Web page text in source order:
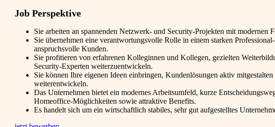
Job Perspektive
Sie arbeiten an spannenden Netzwerk- und Security-Projekten mit modernen
Sie übernehmen eine verantwortungsvolle Rolle in einem starken
anspruchsvolle Kunden.
Sie profitieren von erfahrenen Kolleginnen und Kollegen, gezielten
Security-Experten weiterzuentwickeln.
Sie können Ihre eigenen Ideen einbringen, Kundenlösungen aktiv
weiterentwickeln.
Das Unternehmen bietet ein modernes Arbeitsumfeld, kurze
Homeoffice-Möglichkeiten sowie attraktive Benefits.
Es handelt sich um ein wirtschaftlich stabiles, sehr gut aufgestelltes